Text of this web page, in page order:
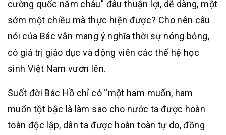
cường quốc năm châu” đâu thuận lợi, dễ dàng, một
sớm một chiều mà thực hiện được? Cho nên câu
nói của Bác vẫn mang ý nghĩa thời sự nóng bỏng,
có giá trị giáo dục và động viên các thế hệ học
sinh Việt Nam vươn lên.
Suốt đời Bác Hồ chỉ có “một ham muốn, ham
muốn tột bậc là làm sao cho nước ta được hoàn
toàn độc lập, dân ta được hoàn toàn tự do, đồng